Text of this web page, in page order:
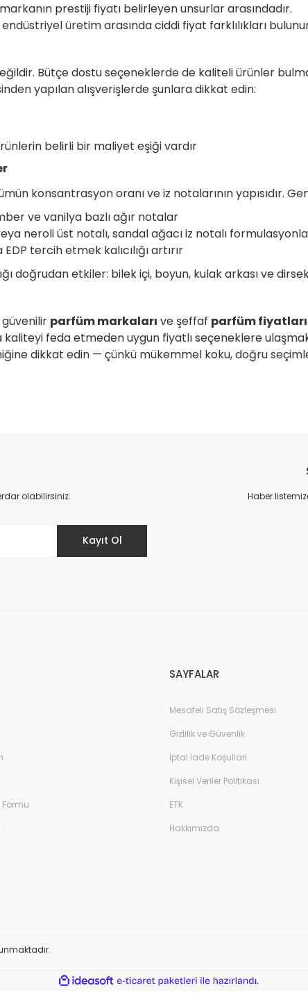
prestiji fiyatı belirleyen unsurlar arasındadır.
üretim arasında ciddi fiyat farklılıkları
Bütçe dostu seçeneklerde de kaliteli ürünler
yapılan alışverişlerde şunlara dikkat edin:
belirli bir maliyet eşiği vardır
konsantrasyon oranı ve iz notalarının yapısıdır.
ve vanilya bazlı ağır notalar
neroli üst notalı, sandal ağacı iz notalı
tercih etmek kalıcılığı artırır
doğrudan etkiler: bilek içi, boyun, kulak arkası ve
güvenilir parfüm markaları ve şeffaf parfüm fiyatları
kaliteyi feda etmeden uygun fiyatlı seçeneklere
dikkat edin — çünkü mükemmel koku, doğru
olabilirsiniz.
Kayıt Ol
Haber
SAYFALAR
Mesafeli Satış Sözleşmesi
Gizlilik ve Güvenlik
İptal İade Koşullari
Kişisel Veriler Politikası
ETK
Hakkımızda
ideasoft
e-